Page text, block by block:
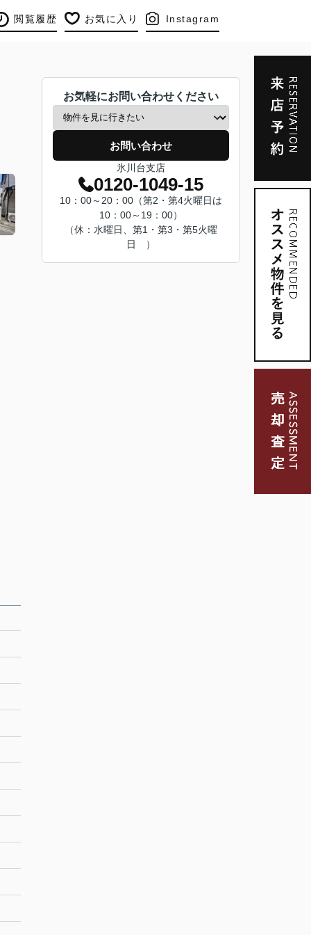
閲覧履歴 お気に入り Instagram
お気軽にお問い合わせください
お問い合わせ
氷川台支店
0120-1049-15
10：00～20：00（第2・第4火曜日は
10：00～19：00）
（休：水曜日、第1・第3・第5火曜
日 ）